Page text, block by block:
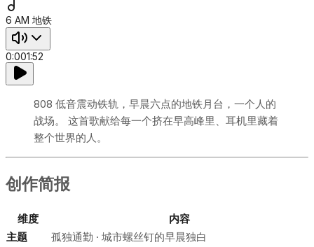
6 AM 地铁
0:001:52
808 低音震动铁轨，早晨六点的地铁月台，一个人的
战场。 这首歌献给每一个挤在早高峰里、耳机里藏着
整个世界的人。
创作简报
维度
内容
主题
孤独通勤 · 城市螺丝钉的早晨独白